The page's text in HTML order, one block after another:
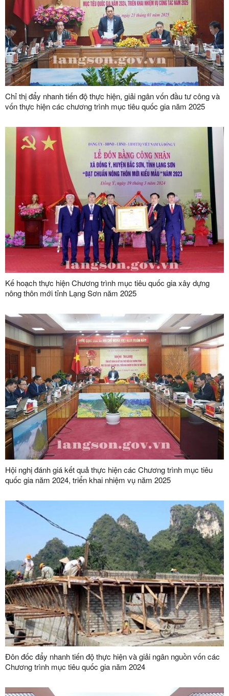
Chỉ thị đẩy nhanh tiến độ thực hiện, giải ngân vốn đầu tư công và
vốn thực hiện các chương trình mục tiêu quốc gia năm 2025
Kế hoạch thực hiện Chương trình mục tiêu quốc gia xây dựng
nông thôn mới tỉnh Lạng Sơn năm 2025
Hội nghị đánh giá kết quả thực hiện các Chương trình mục tiêu
quốc gia năm 2024, triển khai nhiệm vụ năm 2025
Đôn đốc đẩy nhanh tiến độ thực hiện và giải ngân nguồn vốn các
Chương trình mục tiêu quốc gia năm 2024